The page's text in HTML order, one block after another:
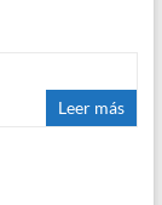
Leer más
o
t
k
a